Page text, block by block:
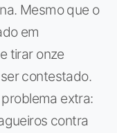
Mesmo que o
em
tirar onze
contestado.
extra:
contra